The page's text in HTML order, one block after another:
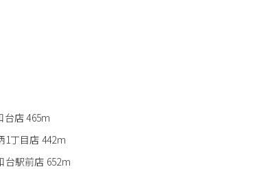
台店 465m
1丁目店 442m
台駅前店 652m